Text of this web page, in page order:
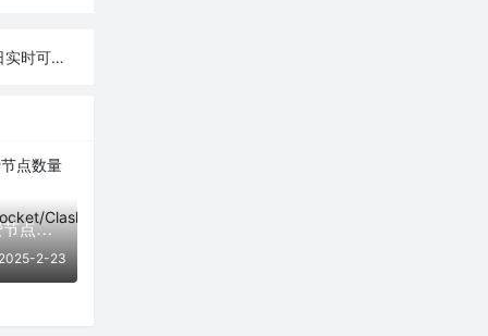
时可用
「02月23日」免费节点数量26个，SSR/V2ray/Shadowrocket/Clash订阅链接
2025-2-23